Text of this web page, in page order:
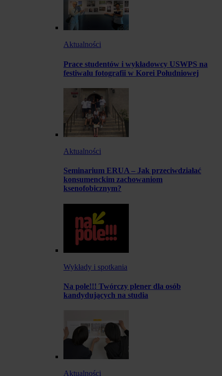
Aktualności
Prace studentów i wykładowcy USWPS na
festiwalu fotografii w Korei Południowej
Aktualności
Seminarium ERUA – Jak przeciwdziałać
konsumenckim zachowaniom
ksenofobicznym?
Wykłady i spotkania
Na pole!!! Twórczy plener dla osób
kandydujących na studia
Aktualności